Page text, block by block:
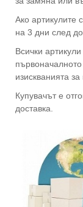
Ако артикулите
на 3 дни след
Всички
изискванията
Купувачът е
доставка.